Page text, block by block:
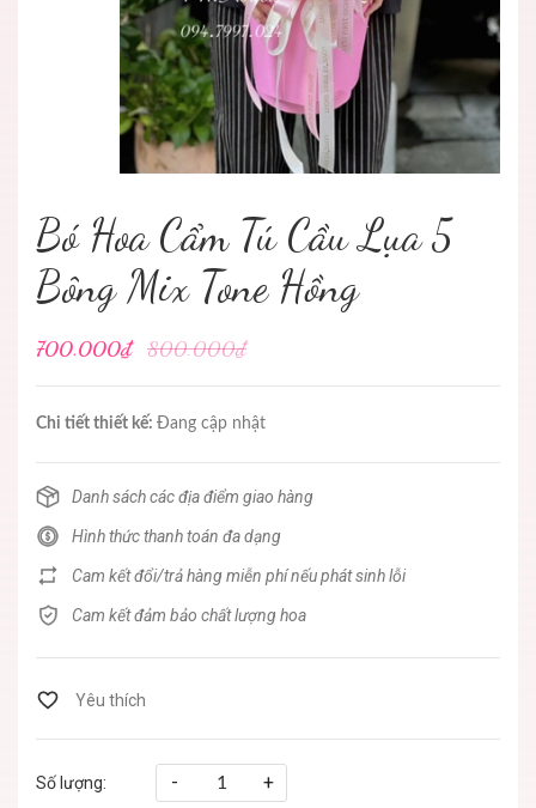
Bó Hoa Cẩm Tú Cầu Lụa 5
Bông Mix Tone Hồng
700.000₫ 800.000₫
Chi tiết thiết kế: Đang cập nhật
Danh sách các địa điểm giao hàng
Hình thức thanh toán đa dạng
Cam kết đổi/trả hàng miễn phí nếu phát sinh lỗi
Cam kết đảm bảo chất lượng hoa
Số lượng: - +